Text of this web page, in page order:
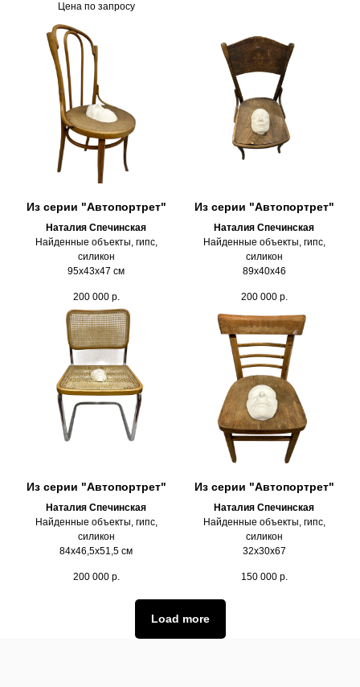
Цена по запросу
Из серии "Автопортрет"
Наталия Спечинская
Найденные объекты, гипс,
силикон
95х43х47 см
200 000 р.
Из серии "Автопортрет"
Наталия Спечинская
Найденные объекты, гипс,
силикон
89х40х46
200 000 р.
Из серии "Автопортрет"
Наталия Спечинская
Найденные объекты, гипс,
силикон
84х46,5х51,5 см
200 000 р.
Из серии "Автопортрет"
Наталия Спечинская
Найденные объекты, гипс,
силикон
32х30х67
150 000 р.
Load more